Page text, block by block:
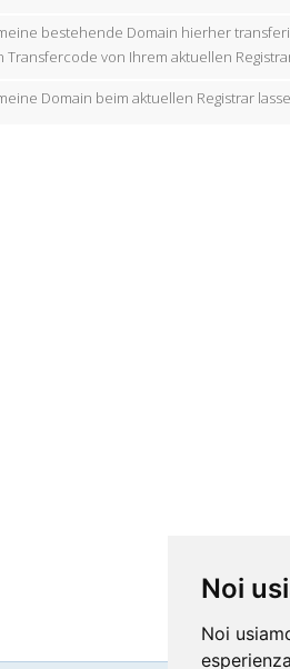
Noi
Noi
bestehende Domain hierher
Transfercode von Ihrem aktuellen
Domain beim aktuellen Registrar